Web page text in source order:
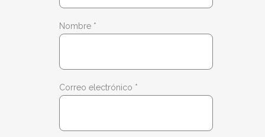
Nombre *
Correo electrónico *